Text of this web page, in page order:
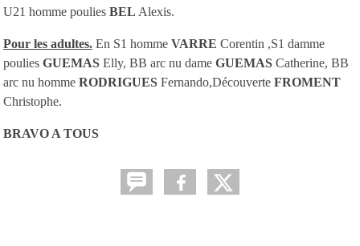
U21 homme poulies BEL Alexis.
Pour les adultes. En S1 homme VARRE Corentin ,S1 damme
poulies GUEMAS Elly, BB arc nu dame GUEMAS Catherine, BB
arc nu homme RODRIGUES Fernando,Découverte FROMENT
Christophe.
BRAVO A TOUS